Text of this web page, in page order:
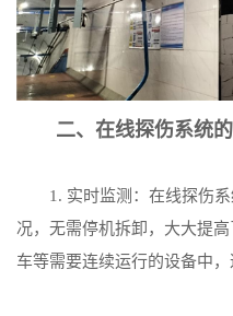
二、在线探伤系统的
1. 实时监测：在线探伤系
况，无需停机拆卸，大大提
车等需要连续运行的设备中，